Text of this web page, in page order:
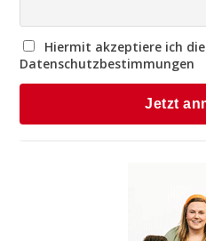
Hiermit akzeptiere ich die
Datenschutzbestimmungen